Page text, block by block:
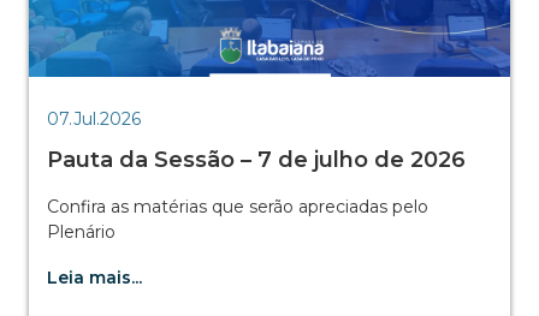
07.Jul.2026
Pauta da Sessão – 7 de julho de 2026
Confira as matérias que serão apreciadas pelo
Plenário
Leia mais...